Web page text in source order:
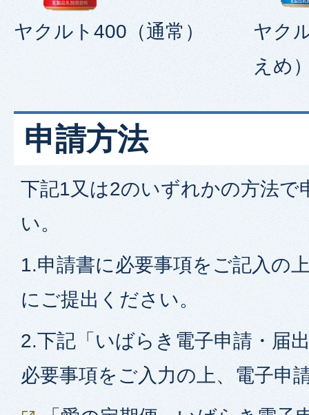
ヤクルト400（通常）
ヤク
えめ
申請方法
下記1又は2のいずれかの方法で
い。
1.申請書に必要事項をご記入の
にご提出ください。
2.下記「いばらき電子申請・届
必要事項をご入力の上、電子申